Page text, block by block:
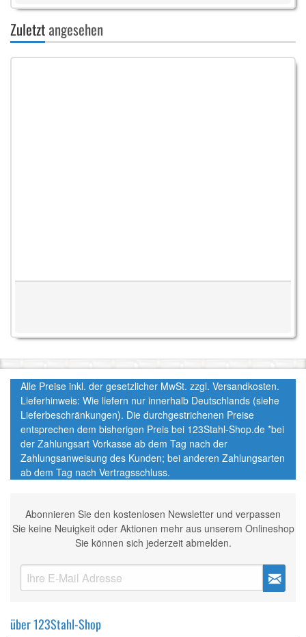
Zuletztangesehen
Alle Preise inkl. der gesetzlicher MwSt. zzgl. Versandkosten.
Lieferhinweis: Wie liefern nur innerhalb Deutschlands (siehe
Lieferbeschränkungen). Die durchgestrichenen Preise
entsprechen dem bisherigen Preis bei 123Stahl-Shop.de *bei
der Zahlungsart Vorkasse ab dem Tag nach der
Zahlungsanweisung des Kunden; bei anderen Zahlungsarten
ab dem Tag nach Vertragsschluss.
Abonnieren Sie den kostenlosen Newsletter und verpassen
Sie keine Neuigkeit oder Aktionen mehr aus unserem Onlineshop
Sie können sich jederzeit abmelden.
über 123Stahl-Shop